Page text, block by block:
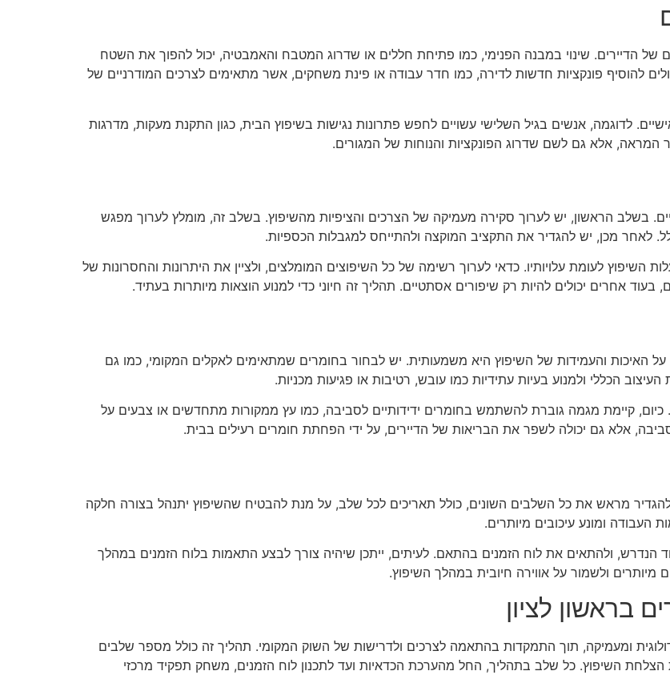
של הדיירים. שינוי במבנה הפנימי, כמו פתיחת חללים או שדרוג המטבח והאמבטיה, יכול להפוך את השטח
להוסיף פונקציות חדשות לדירה, כמו חדר עבודה או פינת משחקים, אשר מתאימים לצרכים המודרניים של
לדוגמה, אנשים בגיל השלישי עשויים לחפש פתרונות נגישות בשיפוץ הבית, כגון התקנת מעקות, מדרגות
המראה, אלא גם לשם שדרוג הפונקציות והנוחות של המגורים.
בשלב הראשון, יש לערוך סקירה מעמיקה של הצרכים והציפיות מהשיפוץ. בשלב זה, מומלץ לערוך מפגש
לאחר מכן, יש להגדיר את התקציב המוקצה ולהתייחס למגבלות הכספיות.
לעומת עלויותיו. כדאי לערוך רשימה של כל השיפוצים המומלצים, ולציין את היתרונות והחסרונות של
אחרים יכולים להיות רק שיפורים אסתטיים. תהליך זה חיוני כדי למנוע הוצאות מיותרות בעתיד.
האיכות והעמידות של השיפוץ היא משמעותית. יש לבחור בחומרים שמתאימים לאקלים המקומי, כמו גם
הכללי ולמנוע בעיות עתידיות כמו עובש, רטיבות או פגיעות מכניות.
כיום, קיימת מגמה גוברת להשתמש בחומרים ידידותיים לסביבה, כמו עץ ממקורות מתחדשים או צבעים על
אלא גם יכולה לשפר את הבריאות של הדיירים, על ידי הפחתת חומרים רעילים בבית.
להגדיר מראש את כל השלבים השונים, כולל תאריכים לכל שלב, על מנת להבטיח שהשיפוץ יתנהל בצורה חלקה
ומונע עיכובים מיותרים.
הנדרש, ולהתאים את לוח הזמנים בהתאם. לעיתים, ייתכן שיהיה צורך לבצע התאמות בלוח הזמנים במהלך
מיותרים ולשמור על אווירה חיובית במהלך השיפוץ.
בראשון לציון
ומעמיקה, תוך התמקדות בהתאמה לצרכים ולדרישות של השוק המקומי. תהליך זה כולל מספר שלבים
הצלחת השיפוץ. כל שלב בתהליך, החל מהערכת הכדאיות ועד לתכנון לוח הזמנים, משחק תפקיד מרכזי